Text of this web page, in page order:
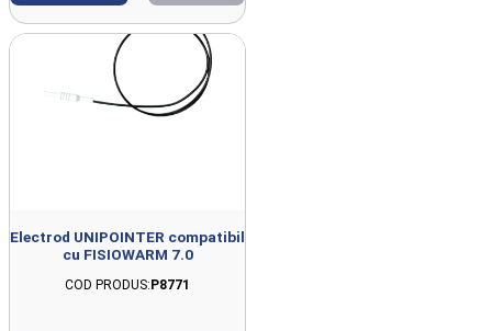
Electrod UNIPOINTER compatibil
cu FISIOWARM 7.0
COD PRODUS:P8771